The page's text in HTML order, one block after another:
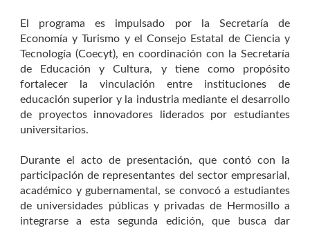
El programa es impulsado por la Secretaría de
Economía y Turismo y el Consejo Estatal de Ciencia y
Tecnología (Coecyt), en coordinación con la Secretaría
de Educación y Cultura, y tiene como propósito
fortalecer la vinculación entre instituciones de
educación superior y la industria mediante el desarrollo
de proyectos innovadores liderados por estudiantes
universitarios.
Durante el acto de presentación, que contó con la
participación de representantes del sector empresarial,
académico y gubernamental, se convocó a estudiantes
de universidades públicas y privadas de Hermosillo a
integrarse a esta segunda edición, que busca dar